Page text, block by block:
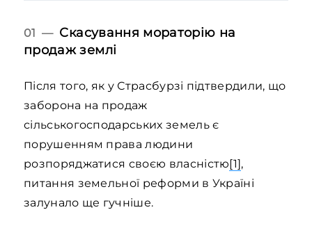
01 — Скасування мораторію на
продаж землі
Після того, як у Страсбурзі підтвердили, що
заборона на продаж
сільськогосподарських земель є
порушенням права людини
розпоряджатися своєю власністю[1],
питання земельної реформи в Україні
залунало ще гучніше.